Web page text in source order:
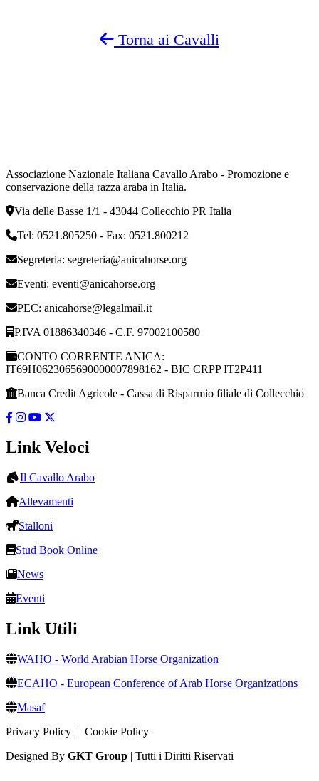
Torna ai Cavalli
Associazione Nazionale Italiana Cavallo Arabo - Promozione e
conservazione della razza araba in Italia.
Via delle Basse 1/1 - 43044 Collecchio PR Italia
Tel: 0521.805250 - Fax: 0521.800212
Segreteria: segreteria@anicahorse.org
Eventi: eventi@anicahorse.org
PEC: anicahorse@legalmail.it
P.IVA 01886340346 - C.F. 97002100580
CONTO CORRENTE ANICA:
IT69H0623065690000007898162 - BIC CRPP IT2P411
Banca Credit Agricole - Cassa di Risparmio filiale di Collecchio
Link Veloci
Il Cavallo Arabo
Allevamenti
Stalloni
Stud Book Online
News
Eventi
Link Utili
WAHO - World Arabian Horse Organization
ECAHO - European Conference of Arab Horse Organizations
Masaf
Privacy Policy | Cookie Policy
Designed By GKT Group | Tutti i Diritti Riservati